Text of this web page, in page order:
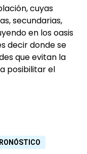
cuyas
secundarias,
en los oasis
decir donde se
que evitan la
posibilitar el